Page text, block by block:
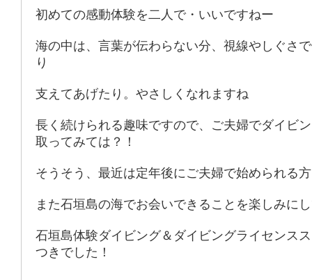
初めての感動体験を二人で・いいですねー
海の中は、言葉が伝わらない分、視線やしぐさ
り
支えてあげたり。やさしくなれますね
長く続けられる趣味ですので、ご夫婦でダイビ
取ってみては？！
そうそう、最近は定年後にご夫婦で始められる
また石垣島の海でお会いできることを楽しみに
石垣島体験ダイビング＆ダイビングライセンス
つきでした！